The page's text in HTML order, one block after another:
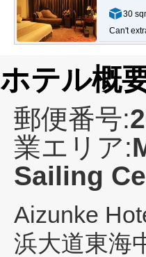
30
Can't
ホテル概
郵便番号:
業エリア:
Sailing
Aizunke
浜大道東海